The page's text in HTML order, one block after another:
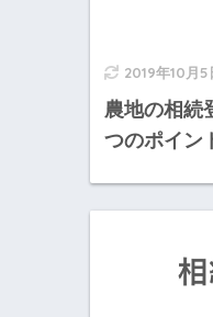
2019年10月5
農地の相続
つのポイン